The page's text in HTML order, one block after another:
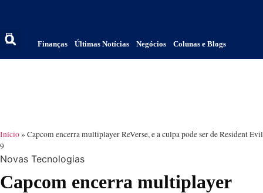
Finanças Últimas Notícias Negócios Colunas e Blogs
Início» Capcom encerra multiplayer ReVerse, e a culpa pode ser de Resident Evil
9
Novas Tecnologias
Capcom encerra multiplayer